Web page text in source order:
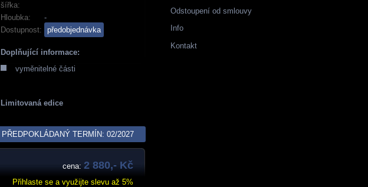
šířka:
Hloubka:
-
Dostupnost:
předobjednávka
Doplňující informace:
vyměnitelné části
Limitovaná edice
PŘEDPOKLÁDANÝ TERMÍN: 02/2027
cena: 2 880,- Kč
Přihlaste se a využijte slevu až 5%
Odstoupení od smlouvy
Info
Kontakt